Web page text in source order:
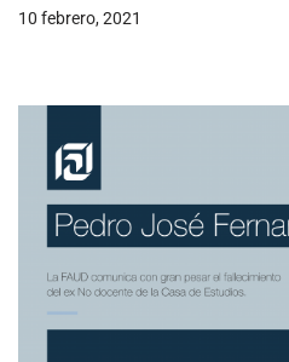
10 febrero, 2021